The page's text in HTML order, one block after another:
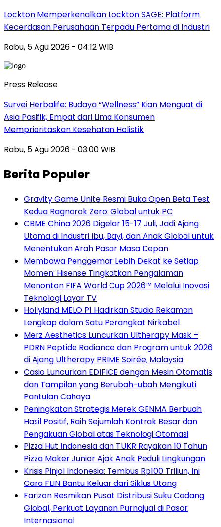
Lockton Memperkenalkan Lockton SAGE: Platform
Kecerdasan Perusahaan Terpadu Pertama di Industri
Rabu, 5 Agu 2026 - 04:12 WIB
Press Release
Survei Herbalife: Budaya “Wellness” Kian Menguat di
Asia Pasifik, Empat dari Lima Konsumen
Memprioritaskan Kesehatan Holistik
Rabu, 5 Agu 2026 - 03:00 WIB
Berita Populer
Gravity Game Unite Resmi Buka Open Beta Test
Kedua Ragnarok Zero: Global untuk PC
CBME China 2026 Digelar 15-17 Juli, Jadi Ajang
Utama di Industri Ibu, Bayi, dan Anak Global untuk
Menentukan Arah Pasar Masa Depan
Membawa Penggemar Lebih Dekat ke Setiap
Momen: Hisense Tingkatkan Pengalaman
Menonton FIFA World Cup 2026™ Melalui Inovasi
Teknologi Layar TV
Hollyland MELO P1 Hadirkan Studio Rekaman
Lengkap dalam Satu Perangkat Nirkabel
Merz Aesthetics Luncurkan Ultherapy Mask –
PDRN Peptide Radiance dan Program untuk 2026
di Ajang Ultherapy PRIME Soirée, Malaysia
Casio Luncurkan EDIFICE dengan Mesin Otomatis
dan Tampilan yang Berubah-ubah Mengikuti
Pantulan Cahaya
Peningkatan Strategis Merek GENMA Berbuah
Hasil Positif, Raih Sejumlah Kontrak Besar dan
Pengakuan Global atas Teknologi Otomasi
Pizza Hut Indonesia dan TUKR Rayakan 10 Tahun
Pizza Maker Junior Ajak Anak Peduli Lingkungan
Krisis Pinjol Indonesia: Tembus Rp100 Triliun, Ini
Cara FLIN Bantu Keluar dari Siklus Utang
Farizon Resmikan Pusat Distribusi Suku Cadang
Global, Perkuat Layanan Purnajual di Pasar
Internasional